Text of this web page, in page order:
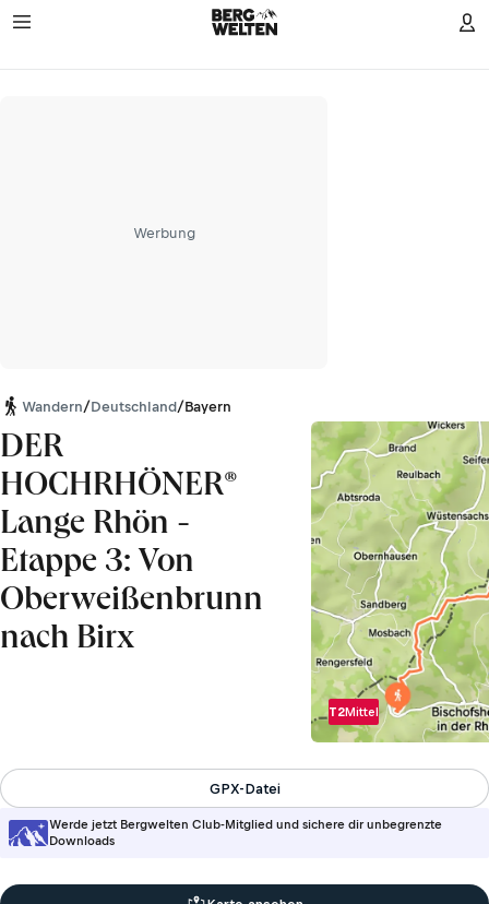
Werbung
Wandern/Deutschland/Bayern
DER
HOCHRHÖNER®
Lange Rhön -
Etappe 3: Von
Oberweißenbrunn
nach Birx
T2Mittel
Werde jetzt Bergwelten Club-Mitglied und sichere dir unbegrenzte
Downloads
GPX-Datei